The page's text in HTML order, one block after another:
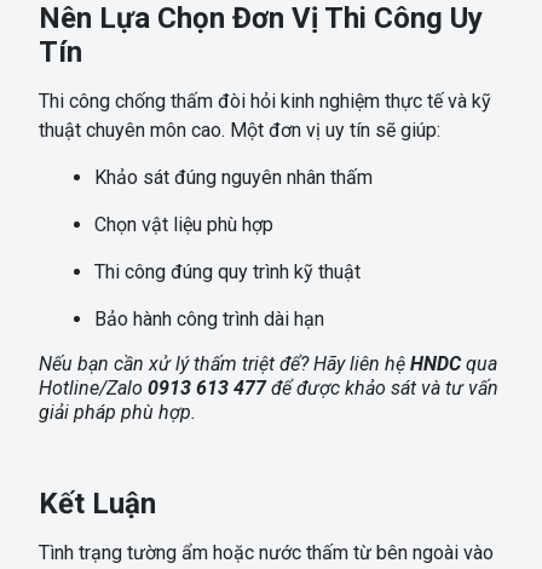
Nên Lựa Chọn Đơn Vị Thi Công Uy
Tín
Thi công chống thấm đòi hỏi kinh nghiệm thực tế và kỹ
thuật chuyên môn cao. Một đơn vị uy tín sẽ giúp:
Khảo sát đúng nguyên nhân thấm
Chọn vật liệu phù hợp
Thi công đúng quy trình kỹ thuật
Bảo hành công trình dài hạn
Nếu bạn cần xử lý thấm triệt để? Hãy liên hệ HNDCqua
Hotline/Zalo 0913 613 477để được khảo sát và tư vấn
giải pháp phù hợp.
Kết Luận
Tình trạng tường ẩm hoặc nước thấm từ bên ngoài vào